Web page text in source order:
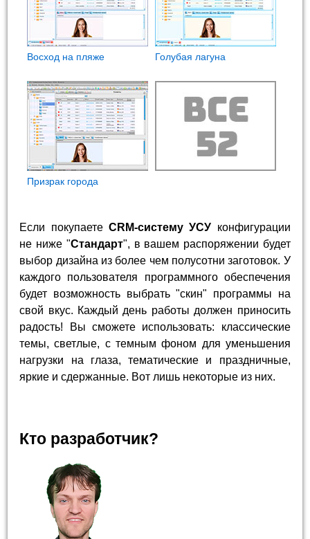
Восход на пляже Голубая лагуна
Призрак города
Если покупаете CRM-систему УСУ конфигурации
не ниже "Стандарт", в вашем распоряжении будет
выбор дизайна из более чем полусотни заготовок. У
каждого пользователя программного обеспечения
будет возможность выбрать "скин" программы на
свой вкус. Каждый день работы должен приносить
радость! Вы сможете использовать: классические
темы, светлые, с темным фоном для уменьшения
нагрузки на глаза, тематические и праздничные,
яркие и сдержанные. Вот лишь некоторые из них.
Кто разработчик?